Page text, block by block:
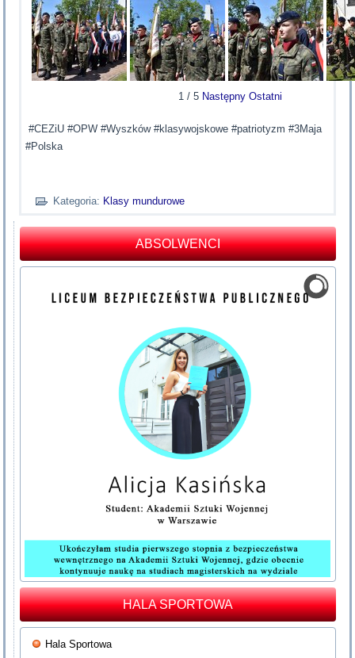
1/ 5 Następny Ostatni
#CEZiU #OPW #Wyszków #klasywojskowe #patriotyzm #3Maja
#Polska
Kategoria: Klasy mundurowe
ABSOLWENCI
HALA SPORTOWA
Hala Sportowa